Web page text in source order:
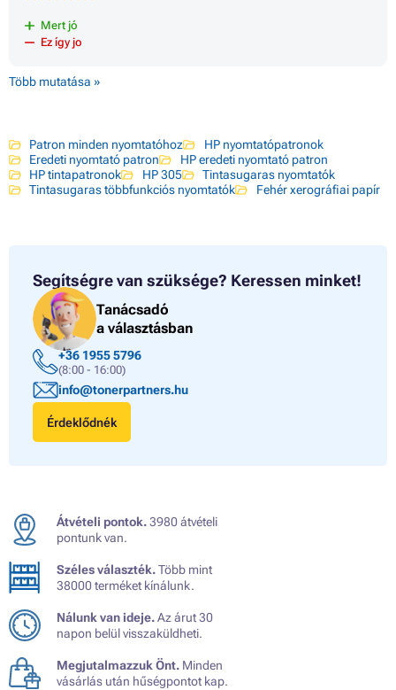
Mert jó
Ez így jo
Több mutatása »
Patron minden nyomtatóhoz
HP nyomtatópatronok
Eredeti nyomtató patron
HP eredeti nyomtató patron
HP tintapatronok
HP 305
Tintasugaras nyomtatók
Tintasugaras többfunkciós nyomtatók
Fehér xerográfiai papír
Segítségre van szüksége? Keressen minket!
Tanácsadó
a választásban
+36 1955 5796
(8:00 - 16:00)
info@tonerpartners.hu
Érdeklődnék
Átvételi pontok.3980 átvételi
pontunk van.
Széles választék.Több mint
38000 terméket kínálunk.
Nálunk van ideje.Az árut 30
napon belül visszaküldheti.
Megjutalmazzuk Önt. Minden
vásárlás után hűségpontot kap.